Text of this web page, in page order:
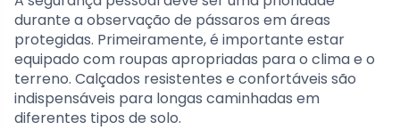
durante a observação de pássaros em áreas
protegidas. Primeiramente, é importante estar
equipado com roupas apropriadas para o clima e o
terreno. Calçados resistentes e confortáveis são
indispensáveis para longas caminhadas em
diferentes tipos de solo.